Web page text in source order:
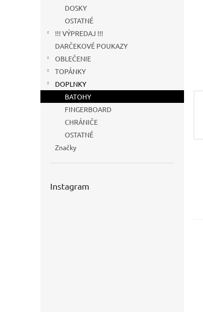
DOSKY
OSTATNÉ
!!! VÝPREDAJ !!!
DARČEKOVÉ POUKAZY
OBLEČENIE
TOPÁNKY
DOPLNKY
BATOHY
FINGERBOARD
CHRÁNIČE
OSTATNÉ
Značky
Instagram